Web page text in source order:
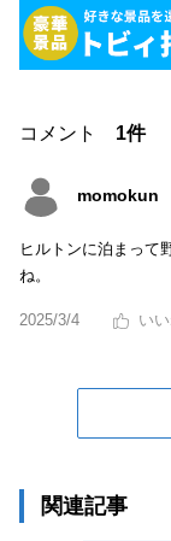
コメント 1件
momokun
ヒルトンに泊まって
ね。
2025/3/4
関連記事